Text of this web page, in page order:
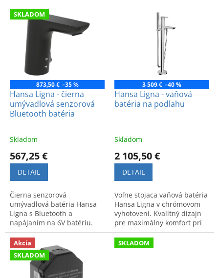
o
V
o
o
SKLADOM
873,50 € –35 %
Hansa Ligna - čierna
umývadlová senzorová
Bluetooth batéria
Skladom
567,25 €
DETAIL
Čierna senzorová
umývadlová batéria Hansa
Ligna s Bluetooth a
napájaním na 6V batériu.
Moderný dizajn a
inteligentná technológia pre
komfortné používanie.
3 509 € –40 %
Hansa Ligna - vaňová
batéria na podlahu
Skladom
2 105,50 €
DETAIL
Voľne stojaca vaňová batéria
Hansa Ligna v chrómovom
vyhotovení. Kvalitný dizajn
pre maximálny komfort pri
kúpeli. Kód produktu:
06462083.
Akcia
SKLADOM
SKLADOM